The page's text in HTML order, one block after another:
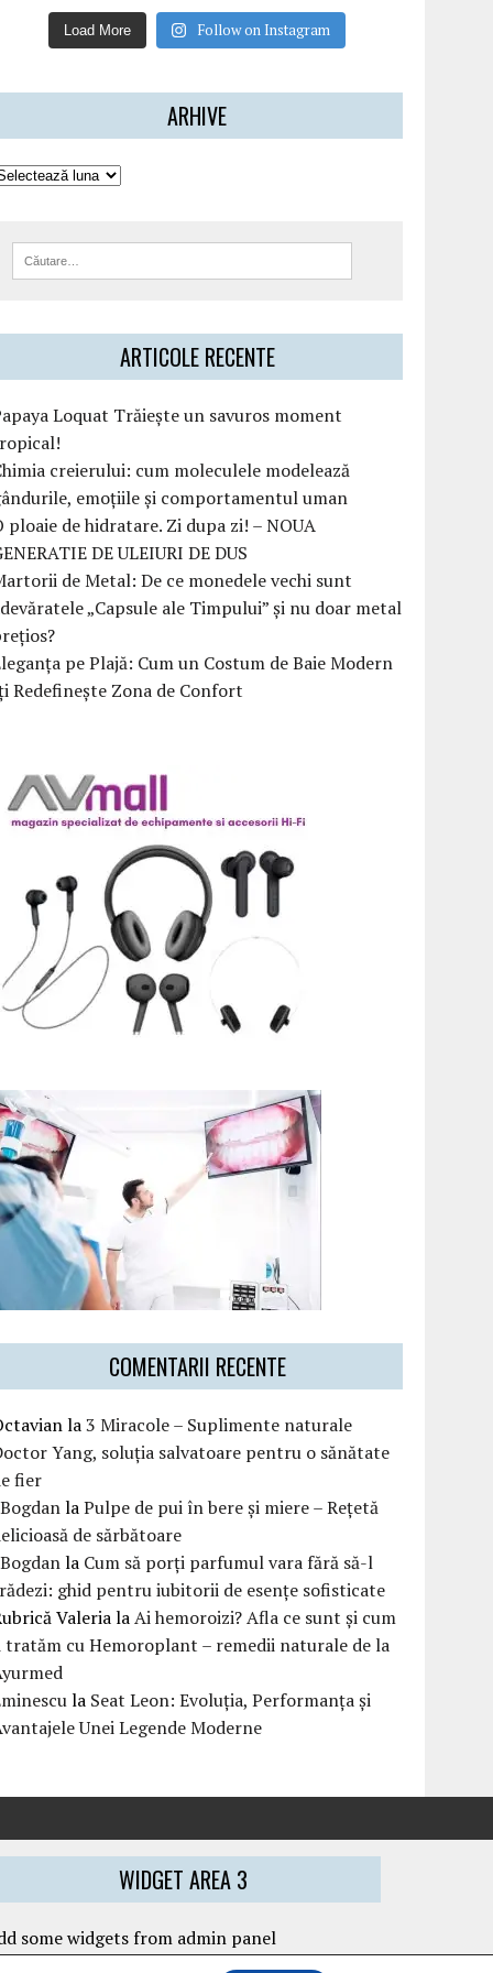
Load More Follow on Instagram
ARHIVE
ARTICOLE RECENTE
Loquat Trăiește un savuros moment
creierului: cum moleculele modelează
emoțiile și comportamentul uman
ploaie de hidratare. Zi dupa zi! – NOUA
DE ULEIURI DE DUS
de Metal: De ce monedele vechi sunt
„Capsule ale Timpului” și nu doar metal
pe Plajă: Cum un Costum de Baie Modern
Redefinește Zona de Confort
COMENTARII RECENTE
la3 Miracole – Suplimente naturale
Yang, soluția salvatoare pentru o sănătate
fier
laPulpe de pui în bere și miere – Rețetă
de sărbătoare
la Cum să porți parfumul vara fără să-l
ghid pentru iubitorii de esențe sofisticate
ValerialaAi hemoroizi? Afla ce sunt și cum
tratăm cu Hemoroplant – remedii naturale de la
la Seat Leon: Evoluția, Performanța și
Unei Legende Moderne
WIDGET AREA 3
some widgets from admin panel